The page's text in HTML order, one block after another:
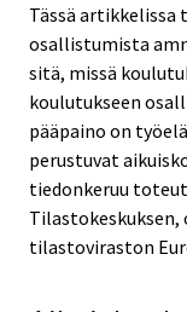
Tässä artikkelissa
osallistumista
sitä, missä
koulutukseen
pääpaino on
perustuvat
tiedonkeruu
tilastoviraston